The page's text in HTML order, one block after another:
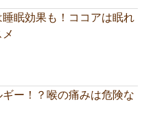
眠効果も！ココアは眠れ
ー！？喉の痛みは危険な